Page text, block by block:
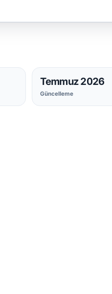
Temmuz 2026
Güncelleme